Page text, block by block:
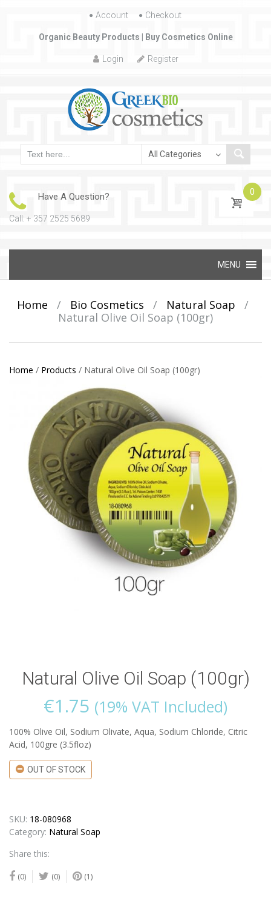
Skip to content
Account Checkout
Organic Beauty Products | Buy Cosmetics Online
Login Register
Have A Question?
Call: + 357 2525 5689
0
MENU
Home / Bio Cosmetics / Natural Soap
/
Natural Olive Oil Soap (100gr)
Home / Products / Natural Olive Oil Soap (100gr)
Natural Olive Oil Soap (100gr)
€1.75 (19% VAT Included)
100% Olive Oil, Sodium Olivate, Aqua, Sodium Chloride, Citric
Acid, 100gre (3.5floz)
OUT OF STOCK
SKU: 18-080968
Category: Natural Soap
Share this:
(0) (0) (1)